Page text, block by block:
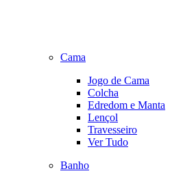
Cama
Jogo de Cama
Colcha
Edredom e Manta
Lençol
Travesseiro
Ver Tudo
Banho